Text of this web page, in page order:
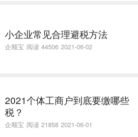
小企业常见合理避税方法
企顺宝 阅读 44506 2021-06-02
2021个体工商户到底要缴哪些
税？
企顺宝 阅读 21858 2021-06-01